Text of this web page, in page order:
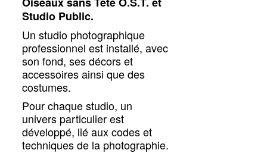
Studio Public.
Un studio photographique
professionnel est installé, avec
son fond, ses décors et
accessoires ainsi que des
costumes.
Pour chaque studio, un
univers particulier est
développé, lié aux codes et
techniques de la photographie.